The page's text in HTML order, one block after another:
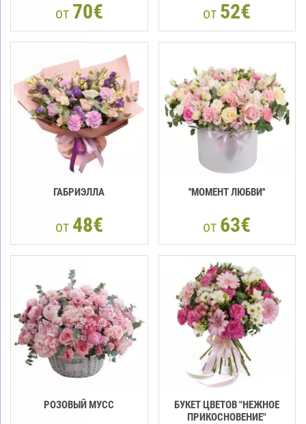
от 70€ от 52€
ГАБРИЭЛЛА
от 48€
''МОМЕНТ ЛЮБВИ''
от 63€
РОЗОВЫЙ МУСС
БУКЕТ ЦВЕТОВ "НЕЖНОЕ
ПРИКОСНОВЕНИЕ"